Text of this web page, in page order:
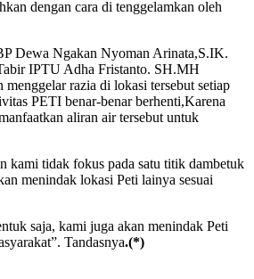
dengan cara di tenggelamkan oleh
Dewa Ngakan Nyoman Arinata,S.IK.
IPTU Adha Fristanto. SH.MH
razia di lokasi tersebut setiap
PETI benar-benar berhenti,Karena
aliran air tersebut untuk
kami tidak fokus pada satu titik dambetuk
menindak lokasi Peti lainya sesuai
saja, kami juga akan menindak Peti
Tandasnya.(*)